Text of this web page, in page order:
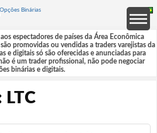
espectadores de países da Área Econômica
promovidas ou vendidas a traders varejistas da
e digitais só são oferecidas e anunciadas para
é um trader profissional, não pode negociar
binárias e digitais.
LTC